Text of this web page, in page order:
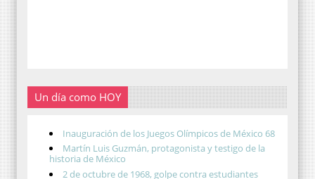
Un día como HOY
Inauguración de los Juegos Olímpicos de México 68
Martín Luis Guzmán, protagonista y testigo de la
historia de México
2 de octubre de 1968, golpe contra estudiantes